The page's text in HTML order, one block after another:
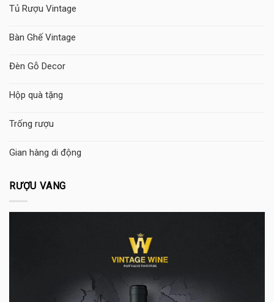
Tủ Rượu Vintage
Bàn Ghế Vintage
Đèn Gỗ Decor
Hộp quà tặng
Trống rượu
Gian hàng di động
RƯỢU VANG